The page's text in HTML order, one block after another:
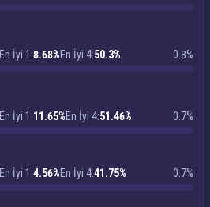
En İyi 1:8.68%En İyi 4:50.3% 0.8%
En İyi 1:11.65%En İyi 4:51.46% 0.7%
En İyi 1:4.56%En İyi 4:41.75% 0.7%